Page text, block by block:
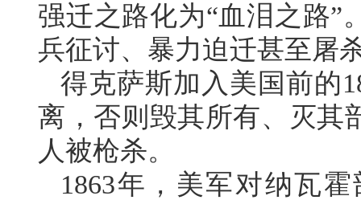
强迁之路化为“血泪之路”
兵征讨、暴力迫迁甚至屠
得克萨斯加入美国前的
离，否则毁其所有、灭其
人被枪杀。
1863年，美军对纳瓦